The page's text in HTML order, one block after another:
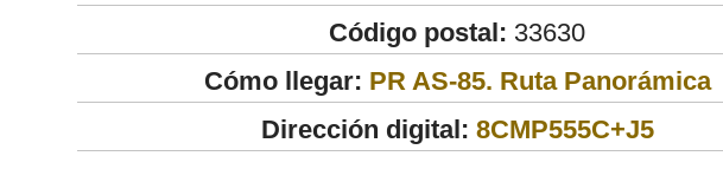
Código postal: 33630
Cómo llegar: PR AS-85. Ruta Panorámica
Dirección digital: 8CMP555C+J5